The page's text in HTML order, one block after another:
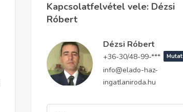
Kapcsolatfelvétel vele: Dézsi
Róbert
Dézsi Róbert
+36-30/48-99-*** Mutat
info@elado-haz-
ingatlaniroda.hu